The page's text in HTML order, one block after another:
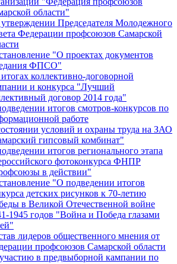
области"
Председателя Молодежного
Федерации профсоюзов Самарской
"О проектах документов
ФПСО"
коллективно-договорной
и конкурса "Лучший
договор 2014 года"
итогов смотров-конкурсов по
работе
условий и охраны труда на ЗАО
гипсовый комбинат"
итогов регионального этапа
фотоконкурса ФНПР
в действии"
"О подведении итогов
детских рисунков к 70-летию
в Великой Отечественной войне
1945 годов "Война и Победа глазами
лидеров общественного мнения от
профсоюзов Самарской области
в предвыборной кампании по